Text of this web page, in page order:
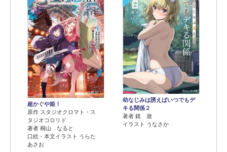
超かぐや姫！
原作 スタジオクロマト・ス
タジオコロリド
著者 桐山 なると
口絵・本文イラスト うらた
あさお
幼なじみは誘えばいつでもデ
キる関係２
著者 鏡 遊
イラスト うなさか